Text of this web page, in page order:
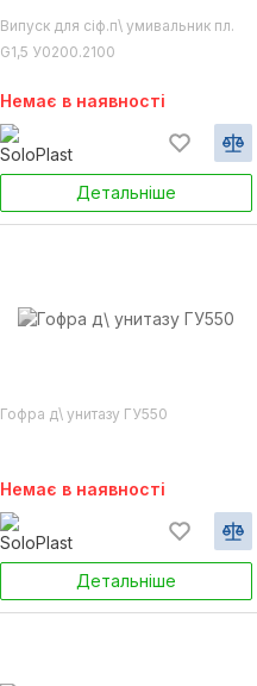
Випуск для сіф.п\ умивальник пл.
G1,5 У0200.2100
Немає в наявності
Детальніше
Гофра д\ унитазу ГУ550
Немає в наявності
Детальніше